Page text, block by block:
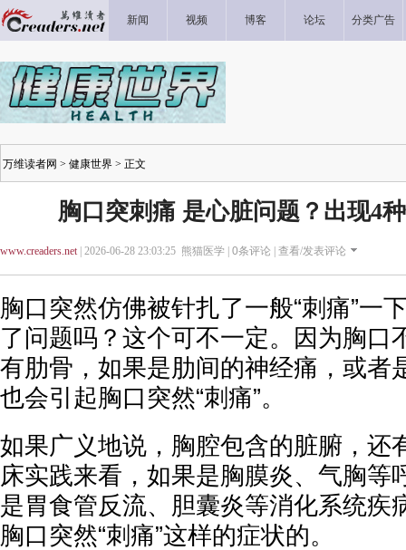
新闻 视频 博客 论坛 分类广告
万维读者网 > 健康世界 > 正文
胸口突刺痛 是心脏问题？出现4
www.creaders.net| 2026-06-28 23:03:25 熊猫医学 | 0条评论 | 查看/发表评论
胸口突然仿佛被针扎了一般“刺痛”一
了问题吗？这个可不一定。因为胸口
有肋骨，如果是肋间的神经痛，或者
也会引起胸口突然“刺痛”。
如果广义地说，胸腔包含的脏腑，还
床实践来看，如果是胸膜炎、气胸等
是胃食管反流、胆囊炎等消化系统疾
胸口突然“刺痛”这样的症状的。